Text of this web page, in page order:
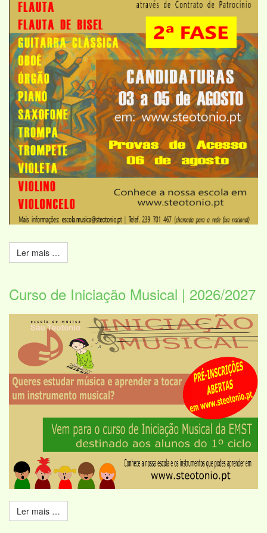
Ler mais …
Curso de Iniciação Musical | 2026/2027
Ler mais …